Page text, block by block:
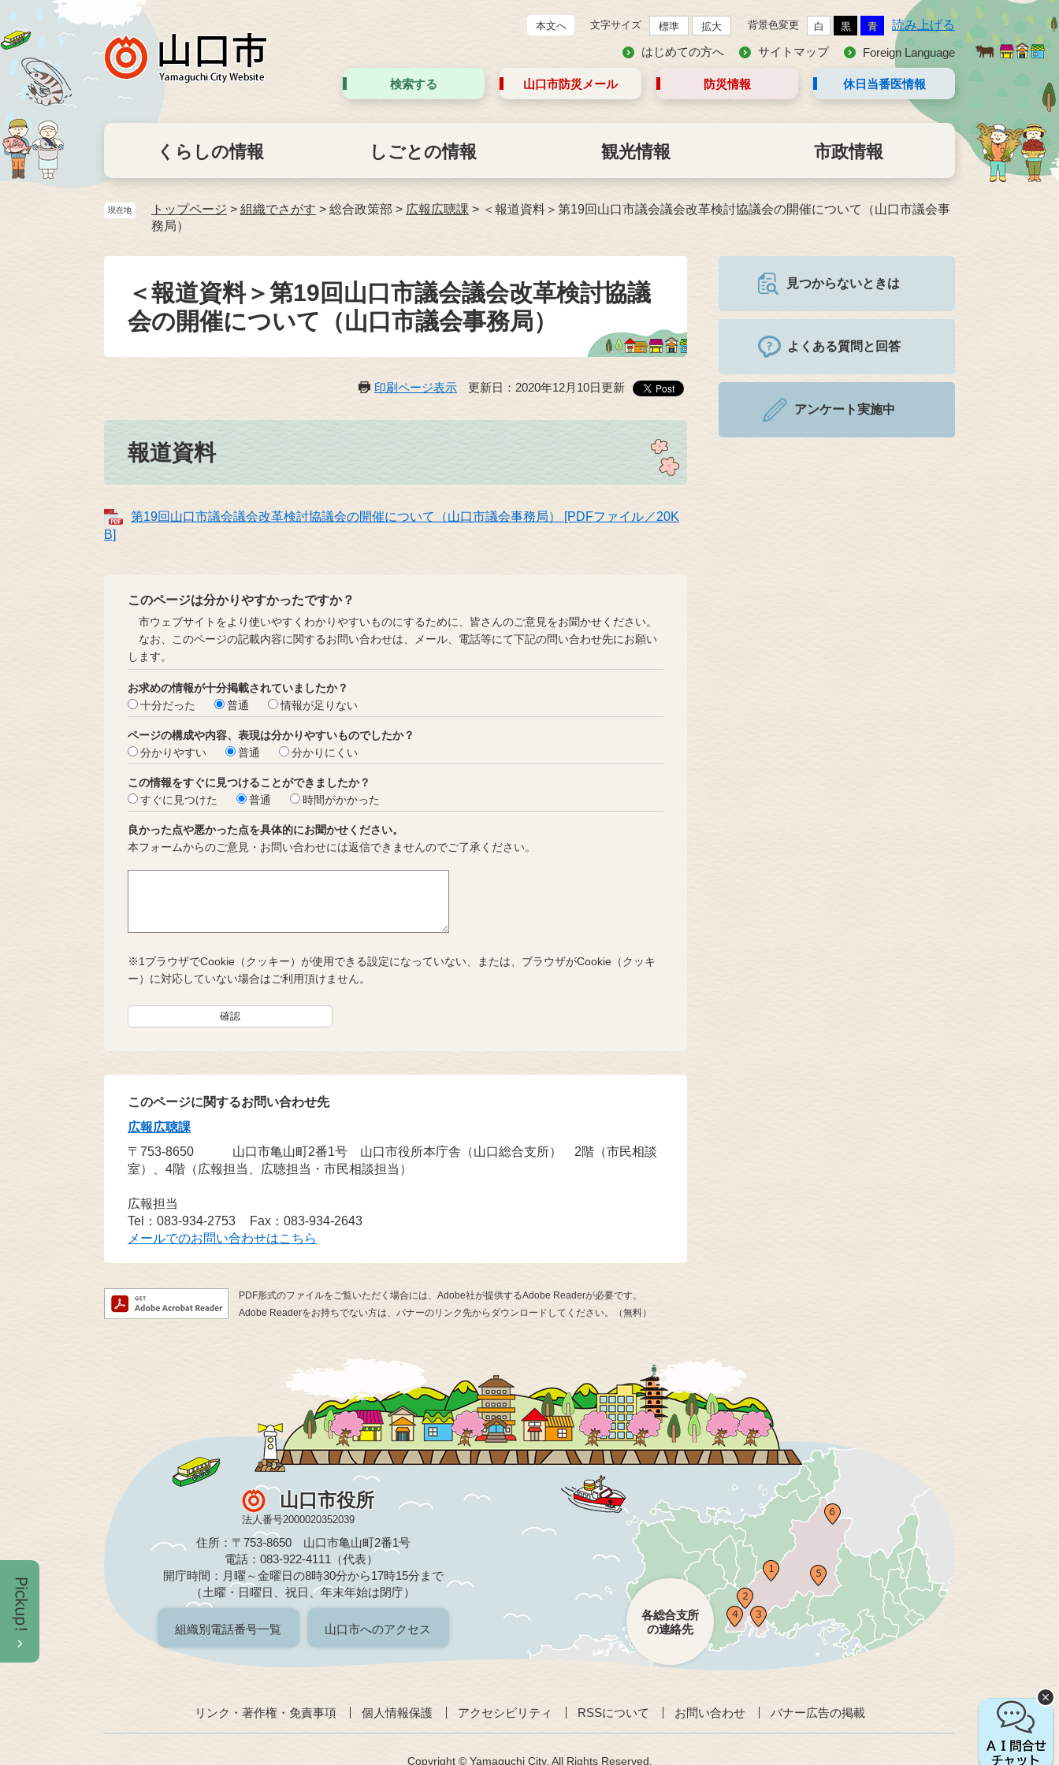
本文へ 文字サイズ 標準 拡大 背景色変更 白 黒 青 読み上げる
はじめての方へ サイトマップ Foreign Language
検索する 山口市防災 メール 防災情報 休日当番医情報
くらしの情報 しごとの情報 観光情報 市政情報
現在地 トップページ > 組織でさがす > 総合政策部 > 広報広聴課 > ＜報道資料＞第19回山口市議会議会改革検討協議会の開催について（山口市議会事
務局）
＜報道資料＞第19回山口市議会議会改革検討協議
会の開催について（山口市議会事務局）
印刷ページ表示 更新日：2020年12月10日更新
報道資料
第19回山口市議会議会改革検討協議会の開催について（山口市議会事務局） [PDFファイル／20K
B]
このページは分かりやすかったですか？
市ウェブサイトをより使いやすくわかりやすいものにするために、皆さんのご意見をお聞かせください。
なお、このページの記載内容に関するお問い合わせは、メール、電話等にて下記の問い合わせ先にお願い
します。
お求めの情報が十分掲載されていましたか？
十分だった
普通 情報が足りない
ページの構成や内容、表現は分かりやすいものでしたか？
分かりやすい
普通 分かりにくい
この情報をすぐに見つけることができましたか？
すぐに見つけた
普通 時間がかかった
良かった点や悪かった点を具体的にお聞かせください。
本フォームからのご意見・お問い合わせには返信できませんのでご了承ください。
※1ブラウザでCookie（クッキー）が使用できる設定になっていない、または、ブラウザがCookie（クッキ
ー）に対応していない場合はご利用頂けません。
このページに関するお問い合わせ先
広報広聴課
〒753-8650
山口市亀山町2番1号 山口市役所本庁舎（山口総合支所） 2階（市民相談
室）、4階（広報担当、広聴担当・市民相談担当）
広報担当
Tel：083-934-2753
Fax：083-934-2643
メールでのお問い合わせはこちら
PDF形式のファイルをご覧いただく場合には、Adobe社が提供するAdobe Readerが必要です。
Adobe Readerをお持ちでない方は、バナーのリンク先からダウンロードしてください。（無料）
見つからないときは
よくある質問と回答
アンケート実施中
山口市役所
法人番号2000020352039
住所：〒753-8650 山口市亀山町2番1号
電話：083-922-4111（代表）
開庁時間：月曜～金曜日の8時30分から17時15分まで
（土曜・日曜日、祝日、年末年始は閉庁）
組織別電話番号一覧 山口市へのアクセス
各総合支所
の連絡先
リンク・著作権・免責事項 個人情報保護 アクセシビリティ RSSについて お問い合わせ バナー広告の掲載
Copyright © Yamaguchi City. All Rights Reserved.